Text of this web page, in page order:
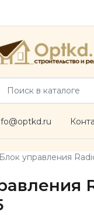
Блок управления